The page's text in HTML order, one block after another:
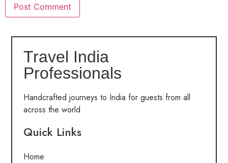
Travel India
Professionals
Handcrafted journeys to India for guests from all
across the world
Quick Links
Home